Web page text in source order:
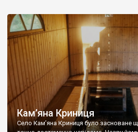
Кам’яна Криниця
Село Кам’яна Криниця було засноване